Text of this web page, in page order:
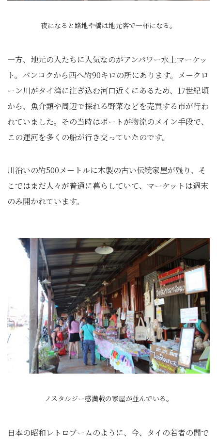
夜になると路地や橋は地元客で一杯になる。
一方、地元の人たちに人気なのがアンパワー水上マーケッ
ト。バンコクから西へ約90キロの所にあります。メークロ
ーン川がタイ湾に注ぎ込む河口近くにあるため、17世紀頃
から、魚介類や周辺で採れる野菜などを売買する市が行わ
れていました。その当時はボートが物流のメイン手段で、
この運河を多くの船が行き交っていたのです。
川沿いの約500メートルに木製の古い伝統家屋が残り、そ
こではまだ人々が普通に暮らしていて、マーケットは週末
のみ開かれています。
ノスタルジー感満載の家屋が並んでいる。
日本の昭和レトロブームのように、今、タイの若者の間で